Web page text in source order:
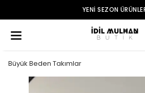
YENI SEZON
Büyük Beden Takımlar